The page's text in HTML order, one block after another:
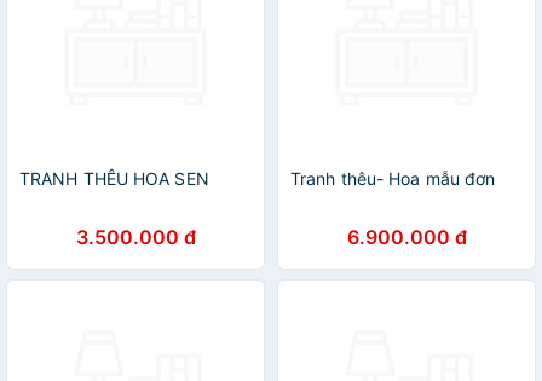
TRANH THÊU HOA SEN
3.500.000 đ
Tranh thêu- Hoa mẫu đơn
6.900.000 đ